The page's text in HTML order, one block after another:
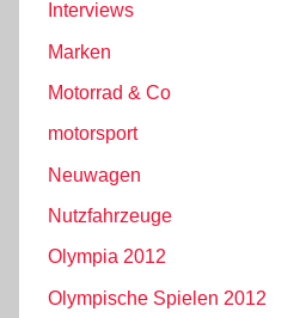
Interviews
Marken
Motorrad & Co
motorsport
Neuwagen
Nutzfahrzeuge
Olympia 2012
Olympische Spielen 2012